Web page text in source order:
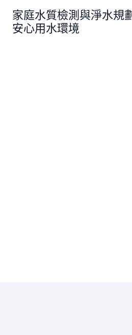
家庭水質檢測與淨水規
安心用水環境